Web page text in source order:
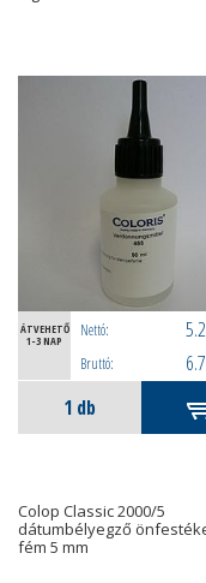
ÁTVEHETŐ
1-3 NAP
Nettó:
Bruttó:
Colop Classic 2000/5
dátumbélyegző
fém 5 mm